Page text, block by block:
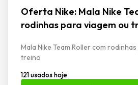
Oferta Nike: Mala Nike
rodinhas para viagem ou
Mala Nike Team Roller com
treino
121 usados hoje